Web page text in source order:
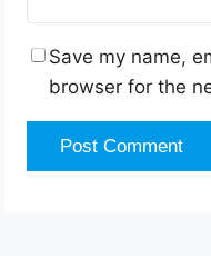
Save my name,
browser for the